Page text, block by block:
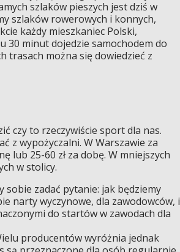
szlaków pieszych jest dziś w
szlaków rowerowych i konnych,
każdy mieszkaniec Polski,
30 minut dojedzie samochodem do
trasach można się dowiedzieć z
czy to rzeczywiście sport dla nas.
z wypożyczalni. W Warszawie za
lub 25-60 zł za dobę. W mniejszych
w stolicy.
sobie zadać pytanie: jak będziemy
narty wyczynowe, dla zawodowców, i
do startów w zawodach dla
producentów wyróżnia jednak